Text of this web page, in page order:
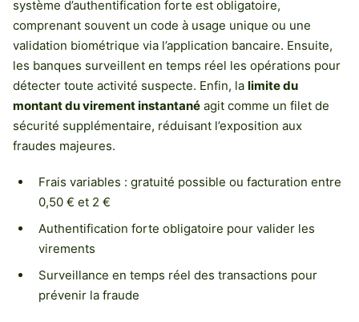
système d’authentification forte est obligatoire,
comprenant souvent un code à usage unique ou une
validation biométrique via l’application bancaire. Ensuite,
les banques surveillent en temps réel les opérations pour
détecter toute activité suspecte. Enfin, la limite du
montant du virement instantané agit comme un filet de
sécurité supplémentaire, réduisant l’exposition aux
fraudes majeures.
Frais variables : gratuité possible ou facturation entre
0,50 € et 2 €
Authentification forte obligatoire pour valider les
virements
Surveillance en temps réel des transactions pour
prévenir la fraude